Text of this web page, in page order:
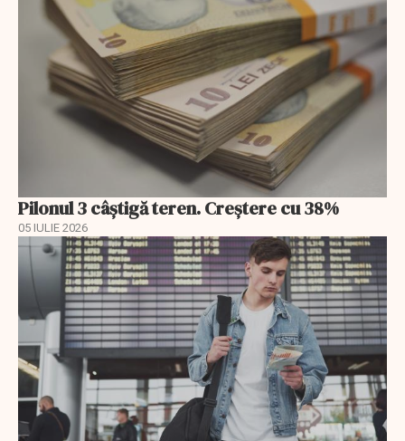
Pilonul 3 câştigă teren. Creştere cu 38%
05 IULIE 2026